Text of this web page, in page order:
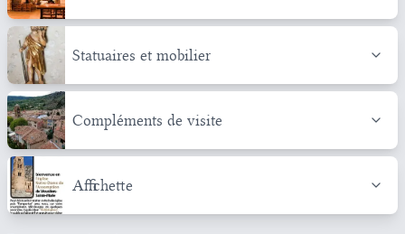
Statuaires et mobilier
Compléments de visite
Affichette